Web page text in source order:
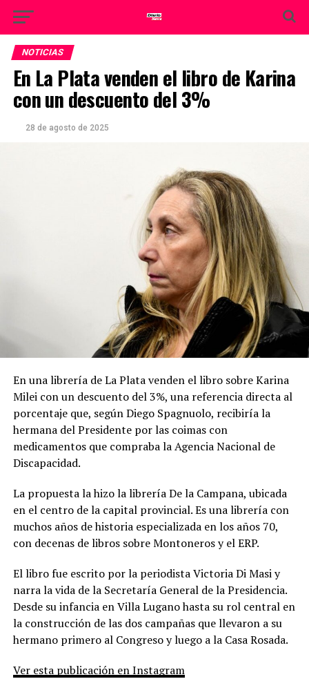
NOTICIAS
En La Plata venden el libro de Karina
con un descuento del 3%
28 de agosto de 2025
En una librería de La Plata venden el libro sobre Karina
Milei con un descuento del 3%, una referencia directa al
porcentaje que, según Diego Spagnuolo, recibiría la
hermana del Presidente por las coimas con
medicamentos que compraba la Agencia Nacional de
Discapacidad.
La propuesta la hizo la librería De la Campana, ubicada
en el centro de la capital provincial. Es una librería con
muchos años de historia especializada en los años 70,
con decenas de libros sobre Montoneros y el ERP.
El libro fue escrito por la periodista Victoria Di Masi y
narra la vida de la Secretaría General de la Presidencia.
Desde su infancia en Villa Lugano hasta su rol central en
la construcción de las dos campañas que llevaron a su
hermano primero al Congreso y luego a la Casa Rosada.
Ver esta publicación en Instagram